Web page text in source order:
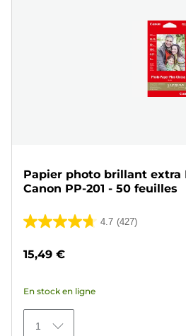
Papier photo brillant extra
Canon PP-201 - 50 feuilles
4.7 (427)
4.7
5
427
avis
15,49 €
En stock en ligne
1